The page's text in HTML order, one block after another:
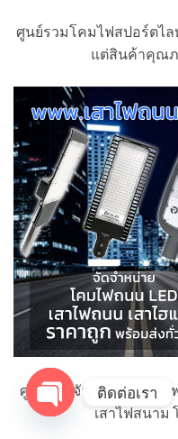
ศูนย์รวมโคมไฟสปอร์ตไล
แต่สินค้าคุณภ
ศูนย์รวมจัดจำหน่ายเสา
เสาไฟสนาม
ติดต่อเรา